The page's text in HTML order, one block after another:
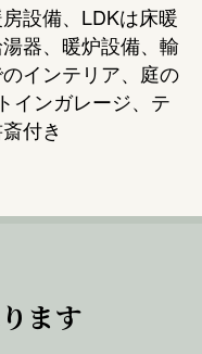
設備、LDKは床暖
器、暖炉設備、輸
インテリア、庭の
インガレージ、テ
付き
ます